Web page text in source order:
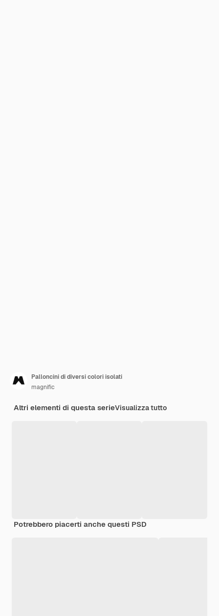
Palloncini di diversi colori isolati
magnific
Altri elementi di questa serieVisualizza tutto
Potrebbero piacerti anche questi PSD